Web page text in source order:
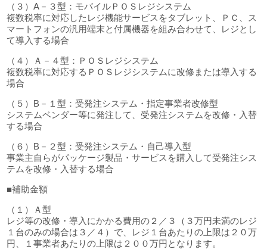
（３）A－３型：モバイルＰＯＳレジシステム
複数税率に対応したレジ機能サービスをタブレット、ＰＣ、ス
マートフォンの汎用端末と付属機器を組み合わせて、レジとし
て導入する場合
（４）Ａ－４型：ＰＯＳレジシステム
複数税率に対応するＰＯＳレジシステムに改修または導入する
場合
（５）B－１型：受発注システム・指定事業者改修型
システムベンダー等に発注して、受発注システムを改修・入替
する場合
（６）B－２型：受発注システム・自己導入型
事業主自らがパッケージ製品・サービスを購入して受発注シス
テムを改修・入替する場合
■補助金額
（１）Ａ型
レジ等の改修・導入にかかる費用の２／３（３万円未満のレジ
１台のみの場合は３／４）で、レジ１台あたりの上限は２０万
円、１事業者あたりの上限は２００万円となります。